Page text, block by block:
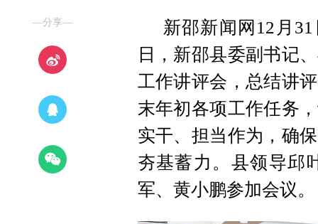
—分享—
新邵新闻网12月
日，新邵县委副书记
工作讲评会，总结讲
末年初各项工作任务
实干、担当作为，确
夯基蓄力。县领导邱
军、黄小鹏参加会议。